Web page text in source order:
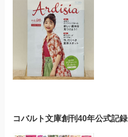
コバルト文庫創刊40年公式記録